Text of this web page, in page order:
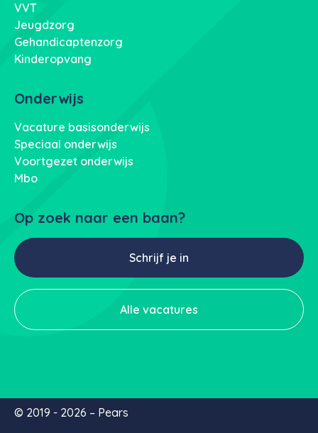
VVT
Jeugdzorg
Gehandicaptenzorg
Kinderopvang
Onderwijs
Vacature basisonderwijs
Speciaal onderwijs
Voortgezet onderwijs
Mbo
Op zoek naar een baan?
Schrijf je in
Alle vacatures
© 2019 - 2026 – Pears